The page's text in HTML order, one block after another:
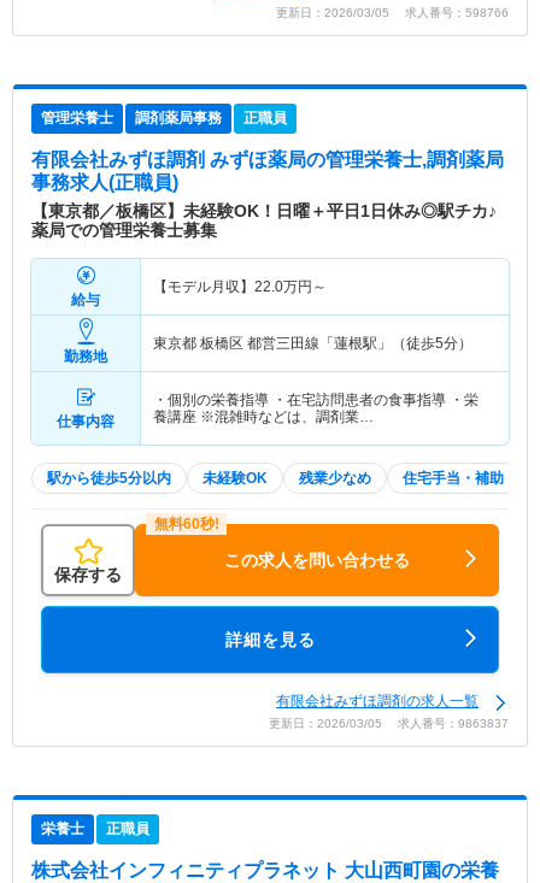
更新日：2026/03/05 求人番号：598766
管理栄養士 調剤薬局事務 正職員
有限会社みずほ調剤 みずほ薬局の管理栄養士,調剤薬局
事務求人(正職員)
【東京都／板橋区】未経験OK！日曜＋平日1日休み◎駅チカ♪
薬局での管理栄養士募集
給与
【モデル月収】 22.0万円～
勤務地
東京都 板橋区 都営三田線「蓮根駅」（徒歩5分）
仕事内容
・個別の栄養指導 ・在宅訪問患者の食事指導 ・栄
養講座 ※混雑時などは、調剤業…
駅から徒歩5分以内 未経験OK 残業少なめ 住宅手当・補助
保存する
この求人を問い合わせる
詳細を見る
有限会社みずほ調剤の求人一覧
更新日：2026/03/05 求人番号：9863837
栄養士 正職員
株式会社インフィニティプラネット 大山西町園の栄養